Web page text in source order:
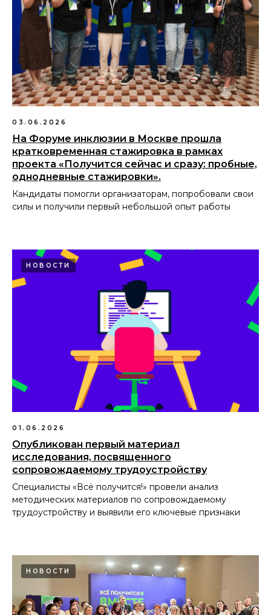
03.06.2026
На Форуме инклюзии в Москве прошла
кратковременная стажировка в рамках
проекта «Получится сейчас и сразу: пробные,
однодневные стажировки».
Кандидаты помогли организаторам, попробовали свои
силы и получили первый небольшой опыт работы
НОВОСТИ
01.06.2026
Опубликован первый материал
исследования, посвященного
сопровождаемому трудоустройству
Специалисты «Всё получится!» провели анализ
методических материалов по сопровождаемому
трудоустройству и выявили его ключевые признаки
НОВОСТИ